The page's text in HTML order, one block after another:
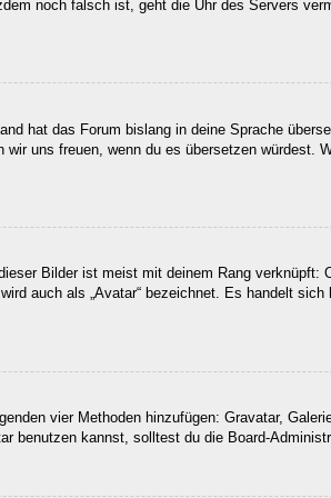
noch falsch ist, geht die Uhr des Servers
hat das Forum bislang in deine Sprache
uns freuen, wenn du es übersetzen würdest.
Bilder ist meist mit deinem Rang
auch als „Avatar“ bezeichnet. Es handelt
vier Methoden hinzufügen: Gravatar,
benutzen kannst, solltest du die Board-